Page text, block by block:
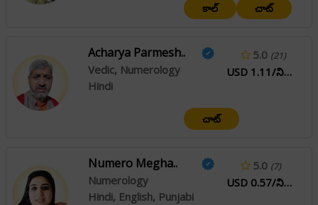
కాల్ చాట్
Acharya Parmesh..
Vedic, Numerology
Hindi
5.0 (21)
USD 1.11/నిమి
చాట్
Numero Megha..
Numerology
Hindi, English, Punjabi
5.0 (7)
USD 0.57/నిమి